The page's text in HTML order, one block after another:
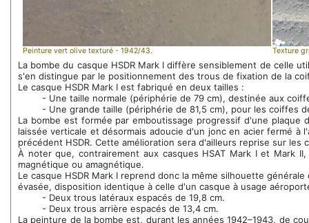
Peinture vert olive texturé - 1942/43. Texture
La bombe du casque HSDR Mark I diffère sensiblement de celle
s'en distingue par le positionnement des trous de fixation de la
Le casque HSDR Mark I est fabriqué en deux tailles :
- Une taille normale (périphérie de 79 cm), destinée aux
- Une grande taille (périphérie de 81,5 cm), pour les coiffes
La bombe est formée par emboutissage progressif d'une plaque
laissée verticale et désormais adoucie d'un jonc en acier fermé
précédent HSDR. Cette amélioration sera d'ailleurs reprise sur les
À noter que, contrairement aux casques HSAT Mark I et Mark
magnétique ou amagnétique.
Le casque HSDR Mark I reprend donc la même silhouette
évasée, disposition identique à celle d'un casque à usage
- Deux trous latéraux espacés de 19,8 cm.
- Deux trous arrière espacés de 13,4 cm.
La peinture de la bombe est, durant les années 1942–1943, de